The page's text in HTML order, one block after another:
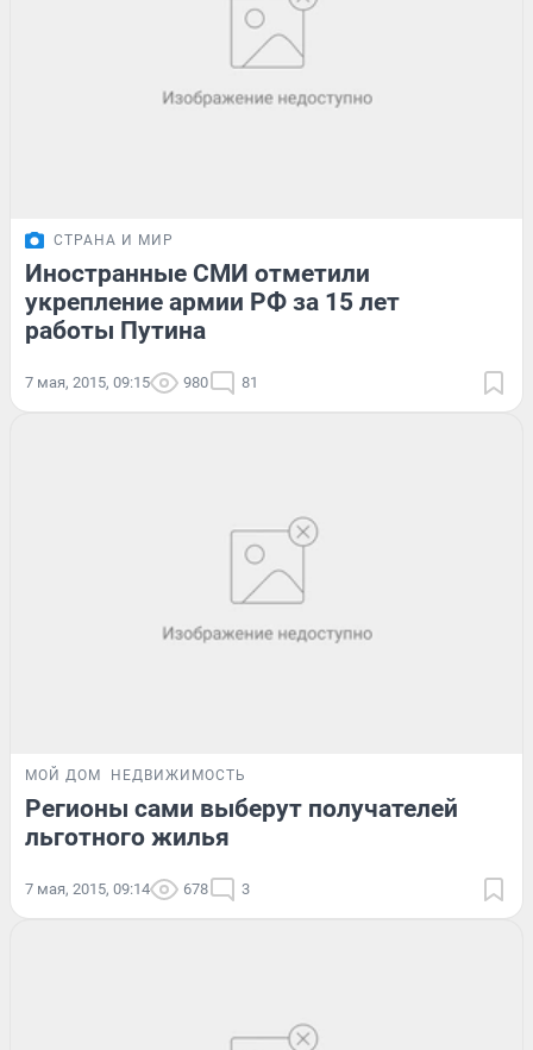
СТРАНА И МИР
Иностранные СМИ отметили
укрепление армии РФ за 15 лет
работы Путина
7 мая, 2015, 09:15 980 81
МОЙ ДОМ НЕДВИЖИМОСТЬ
Регионы сами выберут получателей
льготного жилья
7 мая, 2015, 09:14 678 3